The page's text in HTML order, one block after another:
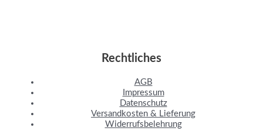
Rechtliches
AGB
Impressum
Datenschutz
Versandkosten & Lieferung
Widerrufsbelehrung